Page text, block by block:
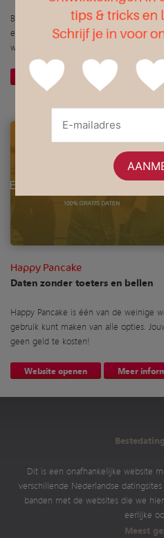
Behalve hun website en app, krijg je bij
evenementen en borrels in jouw stad of
wanneer je zelf wil daten.
Website openen Meer
Happy Pancake
Daten zonder toeters en bellen
Happy Pancake is één van de weinige
gebruik kunt maken van alle opties.
geen geld te kosten!
Website openen Meer
Dit is een onafhankelijke website
verschillende Nederlandse
banden met de websites die we
eerlijke
Meest